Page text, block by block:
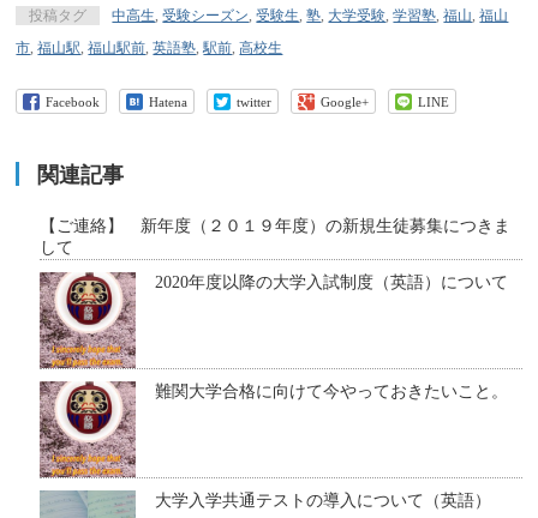
投稿タグ 中高生,受験シーズン,受験生,塾, 大学受験,学習塾,福山,福山
市,福山駅,福山駅前,英語塾,駅前,高校生
Facebook Hatena twitter Google+ LINE
関連記事
【ご連絡】 新年度（２０１９年度）の新規生徒募集につきま
して
2020年度以降の大学入試制度（英語）について
難関大学合格に向けて今やっておきたいこと。
大学入学共通テストの導入について（英語）